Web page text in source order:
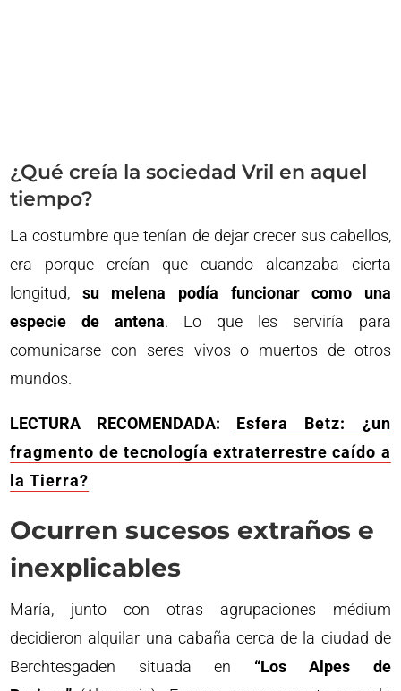
¿Qué creía la sociedad Vril en aquel
tiempo?
La costumbre que tenían de dejar crecer sus cabellos,
era porque creían que cuando alcanzaba cierta
longitud, su melena podía funcionar como una
especie de antena. Lo que les serviría para
comunicarse con seres vivos o muertos de otros
mundos.
LECTURA RECOMENDADA: Esfera Betz: ¿un
fragmento de tecnología extraterrestre caído a
la Tierra?
Ocurren sucesos extraños e
inexplicables
María, junto con otras agrupaciones médium
decidieron alquilar una cabaña cerca de la ciudad de
Berchtesgaden situada en “Los Alpes de